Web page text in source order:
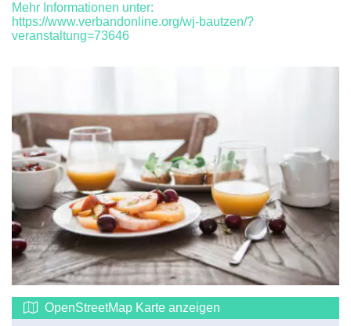
Mehr Informationen unter:
https://www.verbandonline.org/wj-bautzen/?
veranstaltung=73646
OpenStreetMap Karte anzeigen